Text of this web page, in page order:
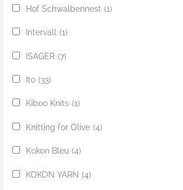
Hof Schwalbennest (1)
Intervall (1)
ISAGER (7)
Ito (33)
Kiboo Knits (1)
Knitting for Olive (4)
Kokon Bleu (4)
KOKON YARN (4)